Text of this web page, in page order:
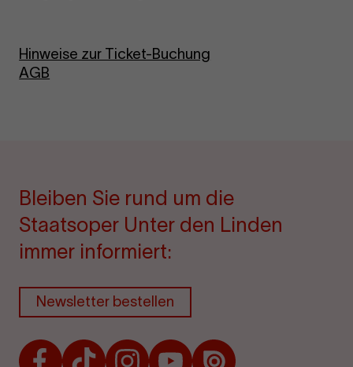
Hinweise zur Ticket-Buchung
AGB
Bleiben Sie rund um die
Staatsoper Unter den Linden
immer informiert:
Newsletter bestellen
FacebookTikTokInstagramYoutubeIssuu